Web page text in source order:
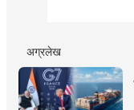
अग्रलेख